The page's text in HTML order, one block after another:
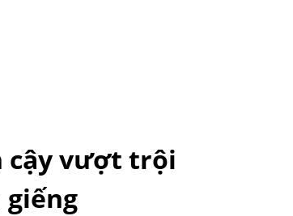
cậy vượt trội